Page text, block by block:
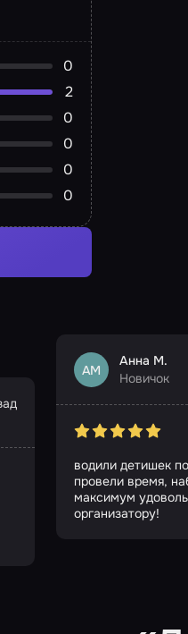
0
2
0
0
0
0
АМ
Анна М.
Новичок
водили детишек
провели время,
максимум
организатору!